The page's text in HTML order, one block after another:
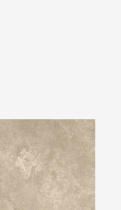
Cream